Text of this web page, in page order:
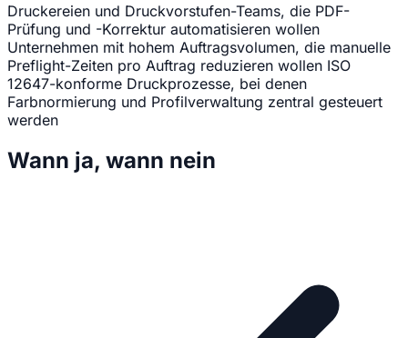
Druckereien und Druckvorstufen-Teams, die PDF-
Prüfung und -Korrektur automatisieren wollen
Unternehmen mit hohem Auftragsvolumen, die manuelle
Preflight-Zeiten pro Auftrag reduzieren wollen ISO
12647-konforme Druckprozesse, bei denen
Farbnormierung und Profilverwaltung zentral gesteuert
werden
Wann ja, wann nein